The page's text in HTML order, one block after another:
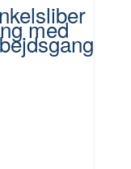
med